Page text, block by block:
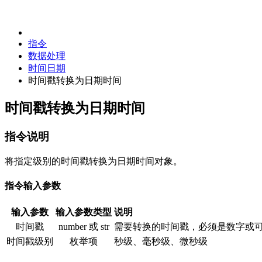
指令
数据处理
时间日期
时间戳转换为日期时间
时间戳转换为日期时间
指令说明
将指定级别的时间戳转换为日期时间对象。
指令输入参数
输入参数 输入参数类型 说明
时间戳
number 或 str 需要转换的时间戳，必须是数字或
时间戳级别
枚举项 秒级、毫秒级、微秒级